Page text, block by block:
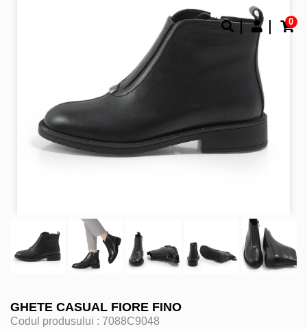
0
GHETE CASUAL FIORE FINO
Codul produsului : 7088C9048